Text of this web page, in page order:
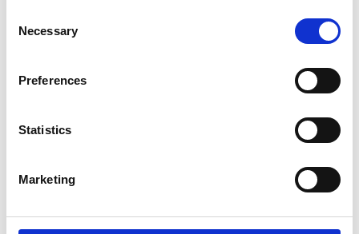
Selection
Necessary
Preferences
Statistics
Marketing
La Škoda avvia la produzione del suo SUV Peaq